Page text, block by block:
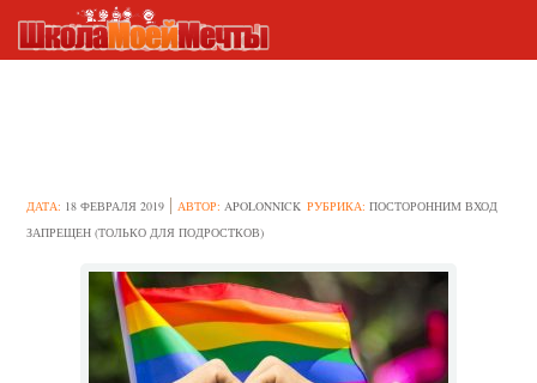
ДАТА: 18 ФЕВРАЛЯ 2019 АВТОР:APOLONNICK РУБРИКА:ПОСТОРОННИМ ВХОД
ЗАПРЕЩЕН (ТОЛЬКО ДЛЯ ПОДРОСТКОВ)